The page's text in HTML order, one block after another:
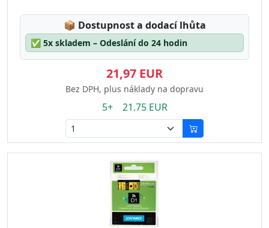
📦 Lagerstatus:
Dostupnost a dodací lhůta
✅ 5x skladem – Odeslání do 24 hodin
21,97 EUR
Bez DPH, plus náklady na dopravu
5+ 21.75 EUR